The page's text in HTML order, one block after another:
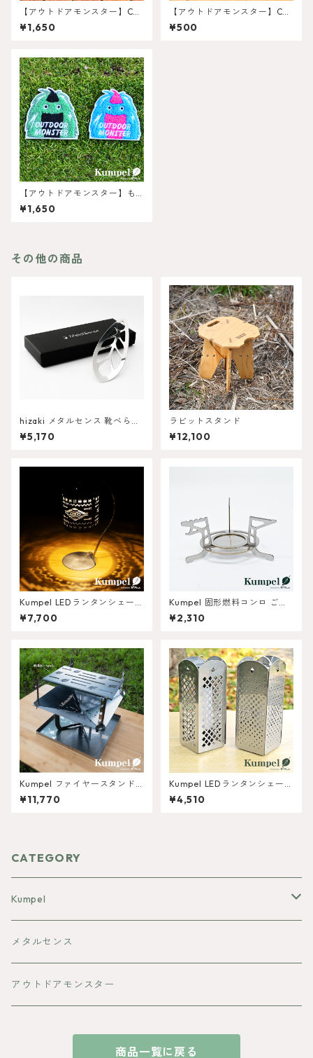
【アウトドアモンスター】CA
R-BOY 転写ステッカー
¥1,650
【アウトドアモンスター】CA
R-BOY ステッカー
¥500
【アウトドアモンスター】も
ふもふワッペン
¥1,650
その他の商品
hizaki メタルセンス 靴べら
「葉っぱB」
¥5,170
ラビットスタンド
¥12,100
Kumpel LEDランタンシェード
ネイティブ柄 スタンドset
¥7,700
Kumpel 固形燃料コンロ ごと
くん
¥2,310
Kumpel ファイヤースタンド
鉄(黒皮) type-L
¥11,770
Kumpel LEDランタンシェード
Ⅼight ロングサイズ
¥4,510
CATEGORY
Kumpel
焚き火台
ランタンシェード
メタルセンス
アウトドアモンスター
商品一覧に戻る